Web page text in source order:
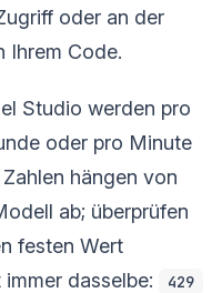
oder an der
Ihrem Code.
Studio werden pro
oder pro Minute
hängen von
ab; überprüfen
festen Wert
dasselbe:
429